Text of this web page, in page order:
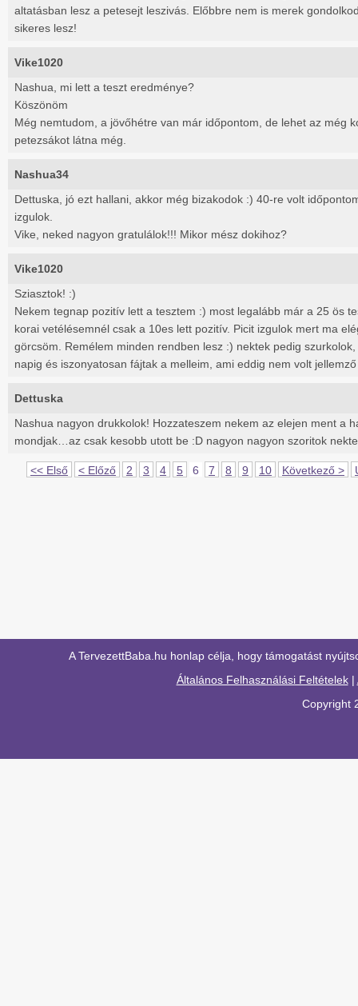
altatásban lesz a petesejt leszivás. Előbbre nem is merek
sikeres lesz!
Vike1020
Nashua, mi lett a teszt eredménye?
Köszönöm
Még nemtudom, a jövőhétre van már időpontom, de lehet az még
petezsákot látna még.
Nashua34
Dettuska, jó ezt hallani, akkor még bizakodok :) 40-re volt
izgulok.
Vike, neked nagyon gratulálok!!! Mikor mész dokihoz?
Vike1020
Sziasztok! :)
Nekem tegnap pozitív lett a tesztem :) most legalább már a 25 ös
korai vetélésemnél csak a 10es lett pozitív. Picit izgulok mert ma
görcsöm. Remélem minden rendben lesz :) nektek pedig
napig és iszonyatosan fájtak a melleim, ami eddig nem volt
Dettuska
Nashua nagyon drukkolok! Hozzateszem nekem az elejen ment a
mondjak…az csak kesobb utott be :D nagyon nagyon szoritok
<< Első < Előző 2 3 4 5 6 7 8 9 10 Következő >
A TervezettBaba.hu honlap célja, hogy támogatást
Általános Felhasználási Feltételek|
Copyright